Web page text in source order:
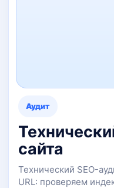
Аудит
сайта
Технический SEO-
URL: проверяем